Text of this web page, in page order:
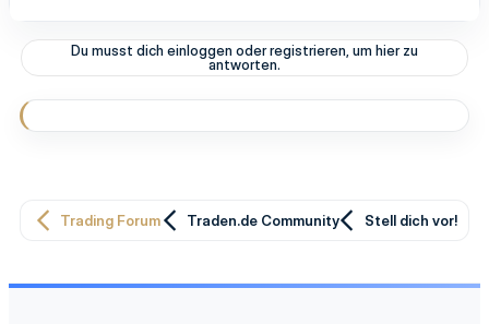
Du musst dich einloggen oder registrieren, um hier zu
antworten.
Trading Forum Traden.de Community Stell dich vor!